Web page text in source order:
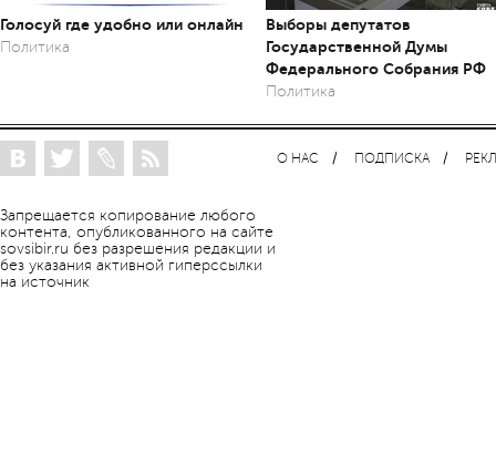
Голосуй где удобно или онлайн
Политика
Выборы депутатов
Государственной Думы
Федерального Собрания РФ
Политика
Запрещается копирование любого
контента, опубликованного на сайте
sovsibir.ru без разрешения редакции и
без указания активной гиперссылки
на источник
О НАС ПОДПИСКА